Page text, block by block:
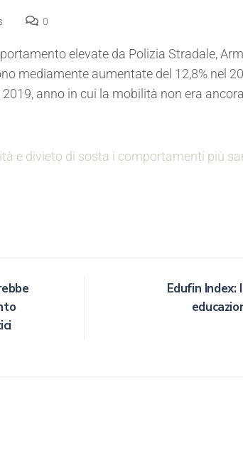
0
elevate da Polizia Stradale,
mediamente aumentate del 12,8% nel
anno in cui la mobilità non era
e divieto di sosta i comportamenti più
Edufin